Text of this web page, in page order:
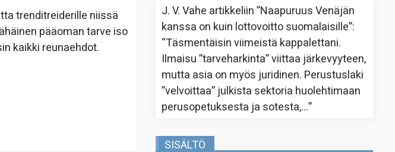
trenditreiderille niissä
pääoman tarve iso
kaikki reunaehdot.
J. V. Vahe artikkeliin”Naapuruus Venäjän
kanssa on kuin lottovoitto suomalaisille”:
“Täsmentäisin viimeistä kappalettani.
Ilmaisu ”tarveharkinta” viittaa järkevyyteen,
mutta asia on myös juridinen. Perustuslaki
”velvoittaa” julkista sektoria huolehtimaan
perusopetuksesta ja sotesta,…”
SISÄLTÖ